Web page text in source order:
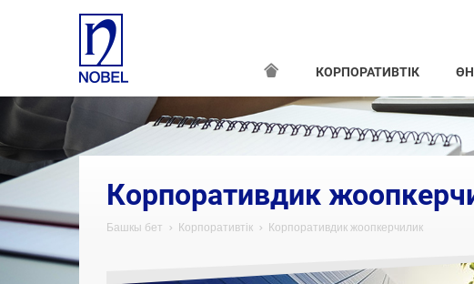
КОРПОРАТИВТІК
Корпоративдик
Башкы бет Корпоративтік Корпоративдик жоопкерчилик